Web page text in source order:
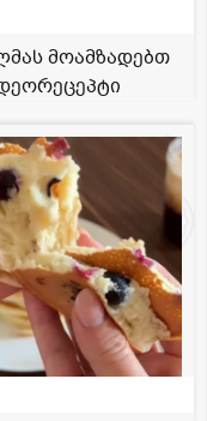
მოამზადებთ